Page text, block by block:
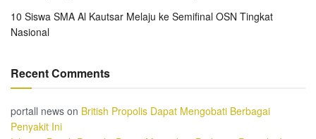
10 Siswa SMA Al Kautsar Melaju ke Semifinal OSN Tingkat
Nasional
Recent Comments
portall news on British Propolis Dapat Mengobati Berbagai
Penyakit Ini